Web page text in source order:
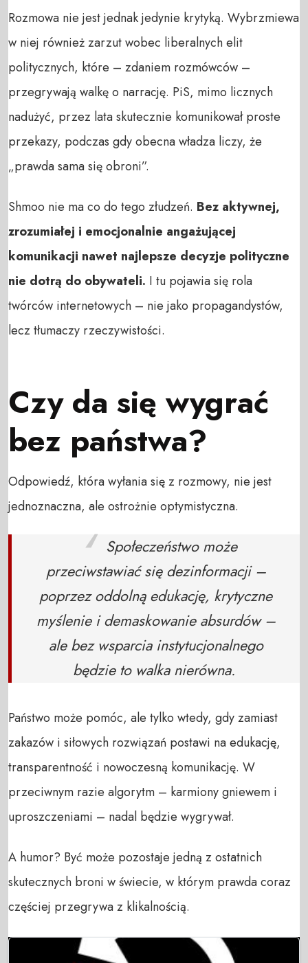
Rozmowa nie jest jednak jedynie krytyką. Wybrzmiewa
w niej również zarzut wobec liberalnych elit
politycznych, które – zdaniem rozmówców –
przegrywają walkę o narrację. PiS, mimo licznych
nadużyć, przez lata skutecznie komunikował proste
przekazy, podczas gdy obecna władza liczy, że
„prawda sama się obroni”.
Shmoo nie ma co do tego złudzeń. Bez aktywnej,
zrozumiałej i emocjonalnie angażującej
komunikacji nawet najlepsze decyzje polityczne
nie dotrą do obywateli. I tu pojawia się rola
twórców internetowych – nie jako propagandystów,
lecz tłumaczy rzeczywistości.
Czy da się wygrać
bez państwa?
Odpowiedź, która wyłania się z rozmowy, nie jest
jednoznaczna, ale ostrożnie optymistyczna.
Społeczeństwo może
przeciwstawiać się dezinformacji –
poprzez oddolną edukację, krytyczne
myślenie i demaskowanie absurdów –
ale bez wsparcia instytucjonalnego
będzie to walka nierówna.
Państwo może pomóc, ale tylko wtedy, gdy zamiast
zakazów i siłowych rozwiązań postawi na edukację,
transparentność i nowoczesną komunikację. W
przeciwnym razie algorytm – karmiony gniewem i
uproszczeniami – nadal będzie wygrywał.
A humor? Być może pozostaje jedną z ostatnich
skutecznych broni w świecie, w którym prawda coraz
częściej przegrywa z klikalnością.